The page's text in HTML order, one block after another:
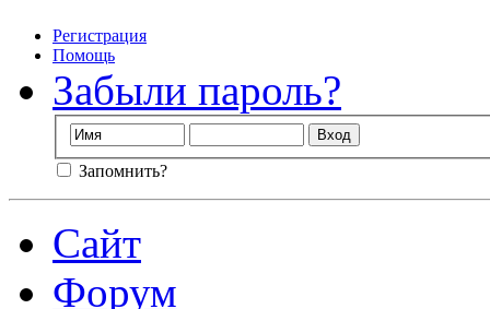
Регистрация
Помощь
Забыли пароль?
Запомнить?
Сайт
Форум